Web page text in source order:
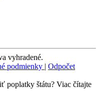
vyhradené.
podmienky | Odpočet
poplatky štátu? Viac čítajte